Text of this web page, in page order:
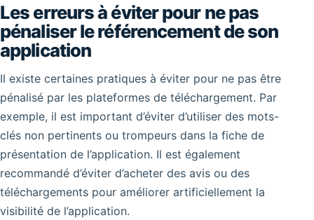
Les erreurs à éviter pour ne pas
pénaliser le référencement de son
application
Il existe certaines pratiques à éviter pour ne pas être
pénalisé par les plateformes de téléchargement. Par
exemple, il est important d’éviter d’utiliser des mots-
clés non pertinents ou trompeurs dans la fiche de
présentation de l’application. Il est également
recommandé d’éviter d’acheter des avis ou des
téléchargements pour améliorer artificiellement la
visibilité de l’application.